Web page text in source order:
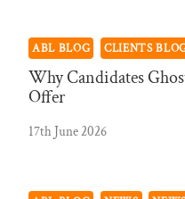
ABL BLOG CLIENTS
Why Candidates
Offer
17th June 2026